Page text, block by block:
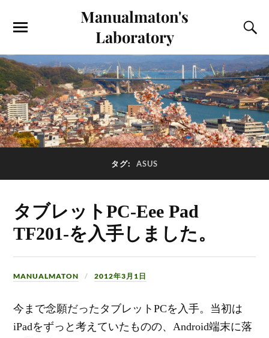
Manualmaton's
Laboratory
タグ: ASUS
タブレットPC-Eee Pad
TF201-を入手しました。
MANUALMATON 2012年3月1日
今まで念願だったタブレットPCを入手。当初は
iPadをずっと考えていたものの、Android端末に落